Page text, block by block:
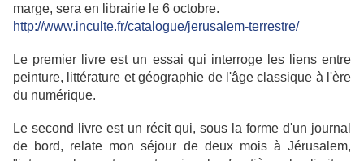
marge, sera en librairie le 6 octobre.
http://www.inculte.fr/catalogue/jerusalem-terrestre/
Le premier livre est un essai qui interroge les liens entre
peinture, littérature et géographie de l'âge classique à l'ère
du numérique.
Le second livre est un récit qui, sous la forme d'un journal
de bord, relate mon séjour de deux mois à Jérusalem,